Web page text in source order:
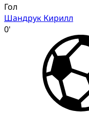
Гол
Шандрук Кирилл
0'